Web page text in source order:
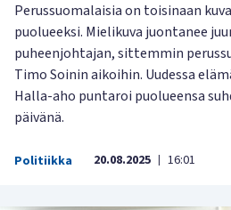
Perussuomalaisia on toisinaan
puolueeksi. Mielikuva juontanee
puheenjohtajan, sittemmin
Timo Soinin aikoihin. Uudessa
Halla-aho puntaroi puolueensa
päivänä.
Politiikka 20.08.2025 | 16:01